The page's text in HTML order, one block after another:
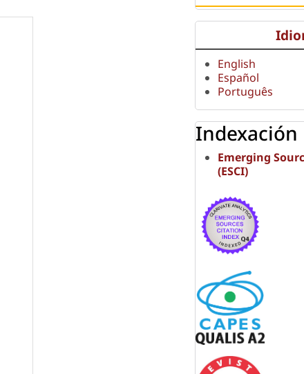
English
Español
Português
Indexación
Emerging
(ESCI)